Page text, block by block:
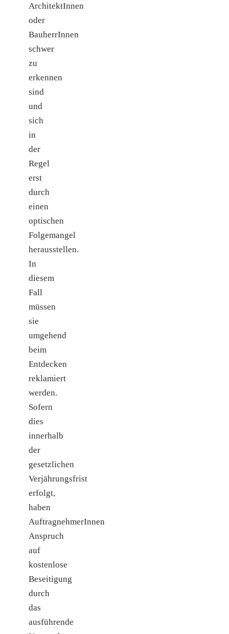
ArchitektInnen
oder
BauherrInnen
schwer
zu
erkennen
sind
und
sich
in
der
Regel
erst
durch
einen
optischen
Folgemangel
herausstellen.
In
diesem
Fall
müssen
sie
umgehend
beim
Entdecken
reklamiert
werden.
Sofern
dies
innerhalb
der
gesetzlichen
Verjährungsfrist
erfolgt,
haben
AuftragnehmerInnen
Anspruch
auf
kostenlose
Beseitigung
durch
das
ausführende